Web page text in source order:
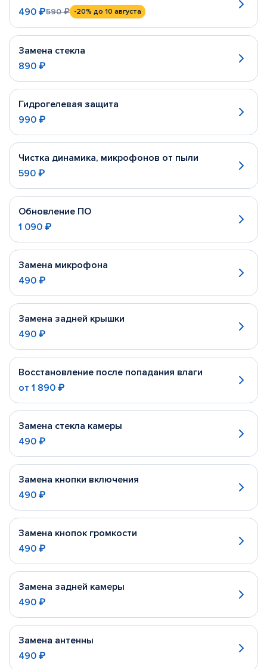
490 ₽590 ₽ -20% до 10 августа
Замена стекла
890 ₽
Гидрогелевая защита
990 ₽
Чистка динамика, микрофонов от пыли
590 ₽
Обновление ПО
1 090 ₽
Замена микрофона
490 ₽
Замена задней крышки
490 ₽
Восстановление после попадания влаги
от 1 890 ₽
Замена стекла камеры
490 ₽
Замена кнопки включения
490 ₽
Замена кнопок громкости
490 ₽
Замена задней камеры
490 ₽
Замена антенны
490 ₽